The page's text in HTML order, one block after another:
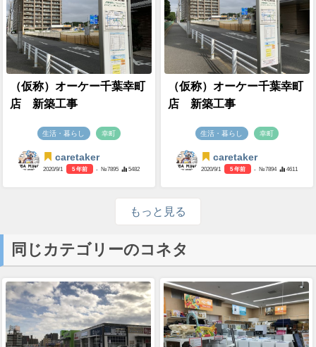
（仮称）オーケー千葉幸町
店 新築工事
生活・暮らし 幸町
caretaker
2020/9/1 5 年前 - №7895 5482
（仮称）オーケー千葉幸町
店 新築工事
生活・暮らし 幸町
caretaker
2020/9/1 5 年前 - №7894 4611
もっと見る
同じカテゴリーのコネタ